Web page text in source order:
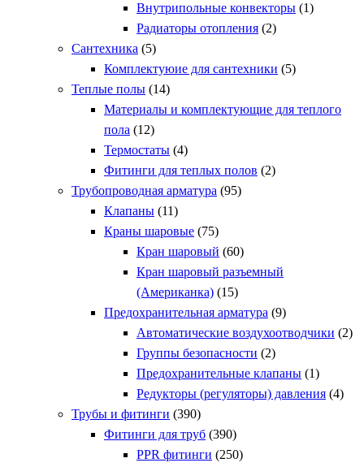
Внутрипольные конвекторы (1)
Радиаторы отопления (2)
Сантехника (5)
Комплектуюие для сантехники (5)
Теплые полы (14)
Материалы и комплектующие для теплого
пола (12)
Термостаты (4)
Фитинги для теплых полов (2)
Трубопроводная арматура (95)
Клапаны (11)
Краны шаровые (75)
Кран шаровый (60)
Кран шаровый разъемный
(Американка) (15)
Предохранительная арматура (9)
Автоматические воздухоотводчики (2)
Группы безопасности (2)
Предохранительные клапаны (1)
Редукторы (регуляторы) давления (4)
Трубы и фитинги (390)
Фитинги для труб (390)
PPR фитинги (250)